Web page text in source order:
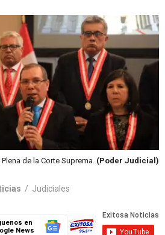
Plena de la Corte Suprema. (Poder Judicial)
/ Judiciales
en
News